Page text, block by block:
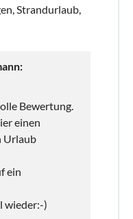
Strandurlaub,
Bewertung.
einen
Urlaub
ein
wieder:-)